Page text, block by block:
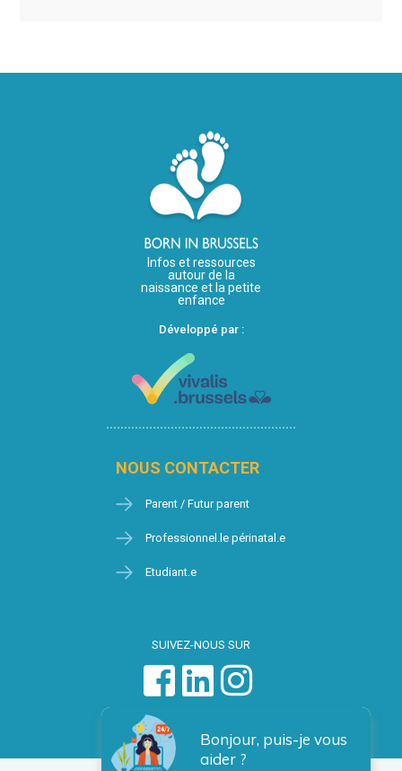
Infos et ressources
autour de la
naissance et la petite
enfance
Développé par :
NOUS CONTACTER
Parent / Futur parent
Professionnel.le périnatal.e
Etudiant.e
SUIVEZ-NOUS SUR
Bonjour, puis-je vous
aider ?